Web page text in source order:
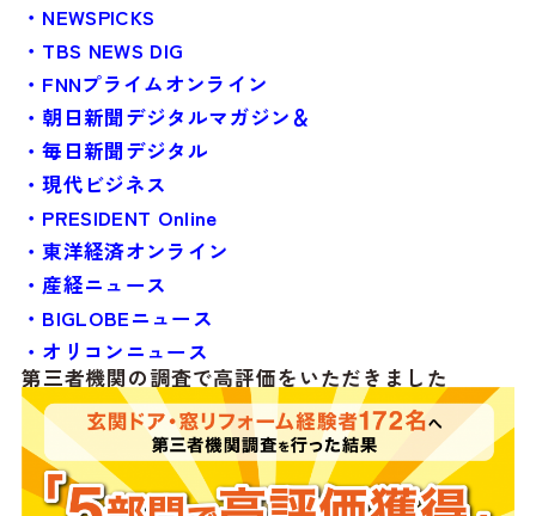
・NEWSPICKS
・TBS NEWS DIG
・FNNプライムオンライン
・朝日新聞デジタルマガジン＆
・毎日新聞デジタル
・現代ビジネス
・PRESIDENT Online
・東洋経済オンライン
・産経ニュース
・BIGLOBEニュース
・オリコンニュース
第三者機関の調査で高評価をいただきました